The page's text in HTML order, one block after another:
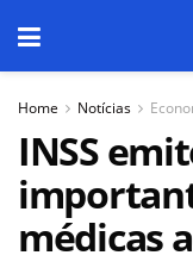
Home Notícias
INSS
médicas